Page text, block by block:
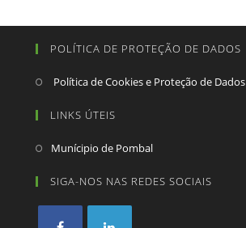
POLÍTICA DE PROTEÇÃO DE DADOS
Política de Cookies e Proteção de Dados
LINKS ÚTEIS
Munícipio de Pombal
SIGA-NOS NAS REDES SOCIAIS